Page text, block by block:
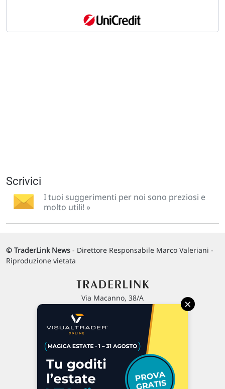
Scrivici
I tuoi suggerimenti per noi sono preziosi e
molto utili! »
© TraderLink News - Direttore Responsabile Marco Valeriani -
Riproduzione vietata
Via Macanno, 38/A
P.IVA 02 452 460 401
Chi siamo
Commenti e segnalazioni
Contattaci
×